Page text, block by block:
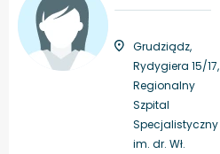
Grudziądz,
Rydygiera 15/17,
Regionalny
Szpital
Specjalistyczny
im. dr. Wł.